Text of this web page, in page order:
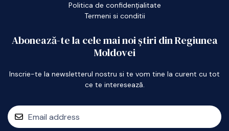
Politica de confidențialitate
Termeni si conditii
Abonează-te la cele mai noi știri din Regiunea
Moldovei
Inscrie-te la newsletterul nostru si te vom tine la curent cu tot
ce te interesează.